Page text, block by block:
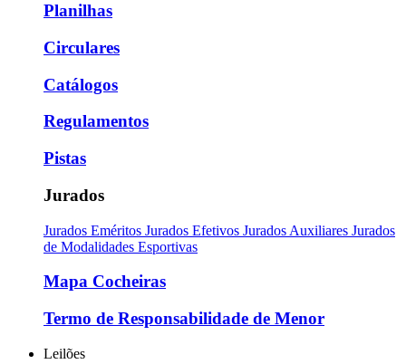
Planilhas
Circulares
Catálogos
Regulamentos
Pistas
Jurados
Jurados Eméritos Jurados Efetivos Jurados Auxiliares Jurados
de Modalidades Esportivas
Mapa Cocheiras
Termo de Responsabilidade de Menor
Leilões